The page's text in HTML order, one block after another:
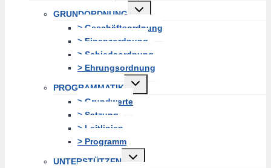
GRUNDORDNUNG
Untermenü
erweitern
> Geschäftsordnung
> Finanzordnung
> Schiedsordnung
> Ehrungsordnung
PROGRAMMATIK
Untermenü
erweitern
> Grundwerte
> Satzung
> Leitlinien
> Programm
UNTERSTÜTZEN
Untermenü
erweitern